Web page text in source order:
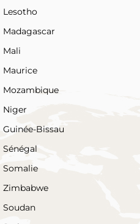
Lesotho
Madagascar
Mali
Maurice
Mozambique
Niger
Guinée-Bissau
Sénégal
Somalie
Zimbabwe
Soudan